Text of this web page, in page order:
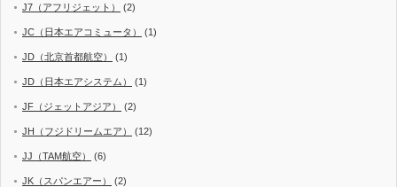
J7（アフリジェット） (2)
JC（日本エアコミュータ） (1)
JD（北京首都航空） (1)
JD（日本エアシステム） (1)
JF（ジェットアジア） (2)
JH（フジドリームエア） (12)
JJ（TAM航空） (6)
JK（スパンエアー） (2)